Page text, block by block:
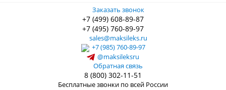
Заказать звонок
+7 (499) 608-89-87
+7 (495) 760-89-97
sales@maksileks.ru
+7 (985) 760-89-97
@maksileksru
Обратная связь
8 (800) 302-11-51
Бесплатные звонки по всей России